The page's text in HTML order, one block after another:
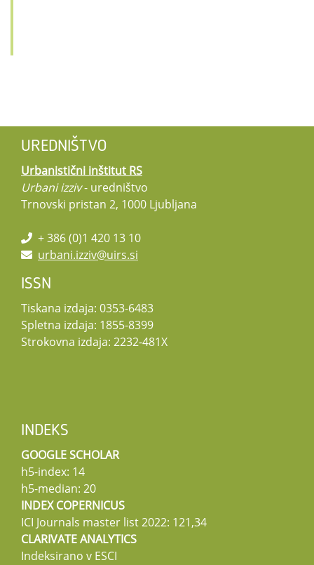
UREDNIŠTVO
Urbanistični inštitut RS
Urbani izziv- uredništvo
Trnovski pristan 2, 1000 Ljubljana
+ 386 (0)1 420 13 10
urbani.izziv@uirs.si
ISSN
Tiskana izdaja: 0353-6483
Spletna izdaja: 1855-8399
Strokovna izdaja: 2232-481X
INDEKS
GOOGLE SCHOLAR
h5-index: 14
h5-median: 20
INDEX COPERNICUS
ICI Journals master list 2022: 121,34
CLARIVATE ANALYTICS
Indeksirano v ESCI